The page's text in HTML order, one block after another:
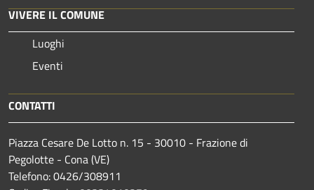
VIVERE IL COMUNE
Luoghi
Eventi
CONTATTI
Piazza Cesare De Lotto n. 15 - 30010 - Frazione di
Pegolotte - Cona (VE)
Telefono: 0426/308911